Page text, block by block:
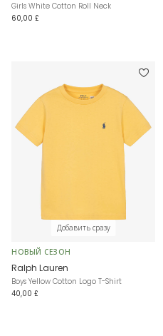
Girls White Cotton Roll Neck
60,00 £
Добавить сразу
НОВЫЙ СЕЗОН
Ralph Lauren
Boys Yellow Cotton Logo T-Shirt
40,00 £